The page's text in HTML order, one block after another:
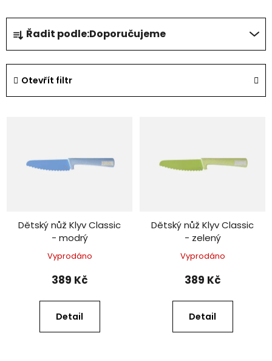
Ř
a
z
e
n
Řadit podle:Doporučujeme
Otevřít filtr
Dětský nůž Klyv Classic
- modrý
Vyprodáno
389 Kč
Detail
Dětský nůž Klyv Classic
- zelený
Vyprodáno
389 Kč
Detail